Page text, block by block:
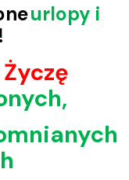
urlopy i
!